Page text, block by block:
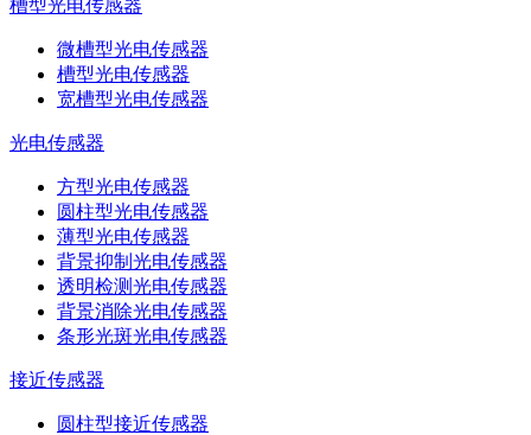
槽型光电传感器
微槽型光电传感器
槽型光电传感器
宽槽型光电传感器
光电传感器
方型光电传感器
圆柱型光电传感器
薄型光电传感器
背景抑制光电传感器
透明检测光电传感器
背景消除光电传感器
条形光斑光电传感器
接近传感器
圆柱型接近传感器